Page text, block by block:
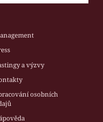
a výzvy
osobních